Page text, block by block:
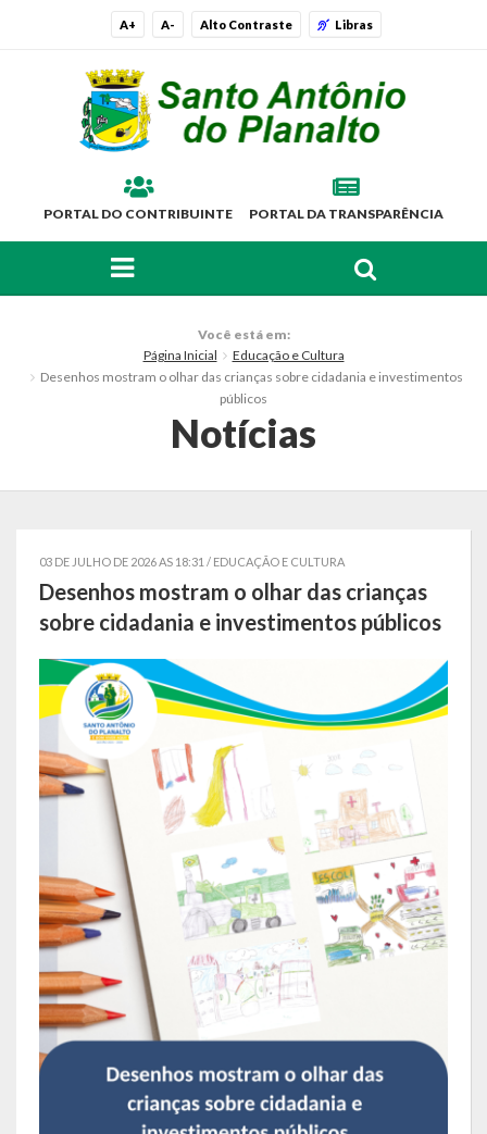
A+ A- Alto Contraste Libras
PORTAL DO CONTRIBUINTE PORTAL DA TRANSPARÊNCIA
Histórico
Administração
Administrações Anteriores
Secretarias
Estrutura e Competências
Educação e Cultura
Obras e Viação
Saúde e Assistência Social
Desenvolvimento, Indústria, Comércio, Turismo, Trânsito e
Serviços Urbanos
Cultura e Turismo
Calendário de Eventos
Galeria de Fotos
Você está em:
Página Inicial
Educação e Cultura
Desenhos mostram o olhar das crianças sobre cidadania e investimentos
públicos
Notícias
03 DE JULHO DE 2026 AS 18:31 / EDUCAÇÃO E CULTURA
Desenhos mostram o olhar das crianças
sobre cidadania e investimentos públicos